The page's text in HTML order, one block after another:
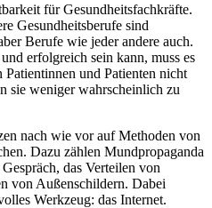
für Gesundheitsfachkräfte.
Gesundheitsberufe sind
Berufe wie jeder andere auch.
erfolgreich sein kann, muss es
und Patienten nicht
sie weniger wahrscheinlich zu
nach wie vor auf Methoden von
Dazu zählen Mundpropaganda
das Verteilen von
von Außenschildern. Dabei
Werkzeug: das Internet.